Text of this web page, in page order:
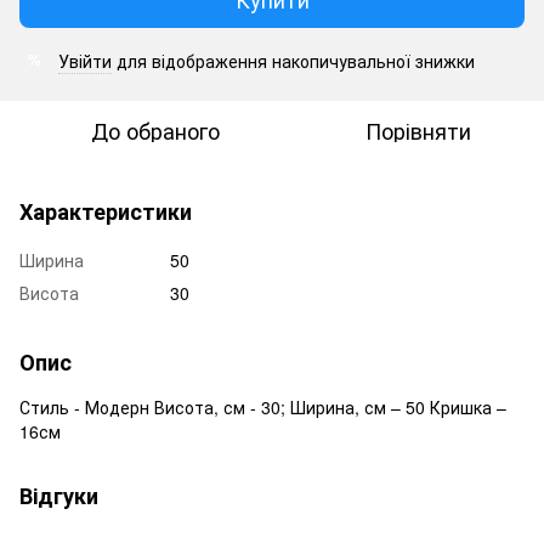
Увійти для відображення накопичувальної знижки
До обраного Порівняти
Характеристики
Ширина
50
Висота
30
Опис
Стиль - Модерн Висота, см - 30; Ширина, см – 50 Кришка –
16см
Відгуки